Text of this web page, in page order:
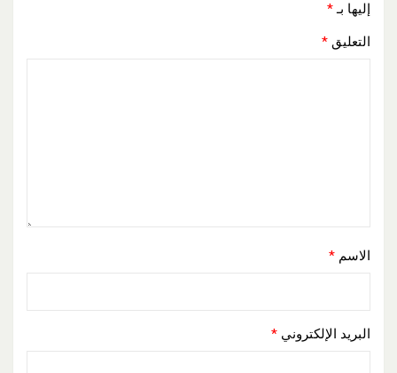
إليها بـ*
التعليق *
الاسم *
البريد الإلكتروني *